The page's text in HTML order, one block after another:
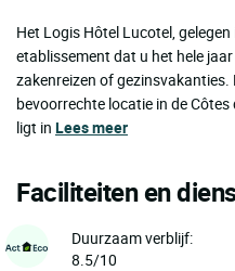
Het Logis Hôtel Lucotel,
etablissement dat u het hele
zakenreizen of
bevoorrechte locatie in de
ligt in Lees meer
Faciliteiten en
Duurzaam verblijf:
8.5/10